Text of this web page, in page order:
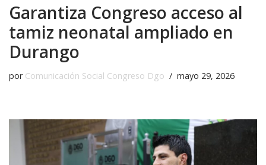
Garantiza Congreso acceso al
tamiz neonatal ampliado en
Durango
por Comunicación Social Congreso Dgo mayo 29, 2026